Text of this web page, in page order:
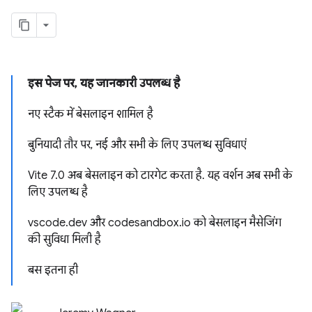
इस पेज पर, यह जानकारी उपलब्ध है
नए स्टैक में बेसलाइन शामिल है
बुनियादी तौर पर, नई और सभी के लिए उपलब्ध सुविधाएं
Vite 7.0 अब बेसलाइन को टारगेट करता है. यह वर्शन अब सभी के
लिए उपलब्ध है
vscode.dev और codesandbox.io को बेसलाइन मैसेजिंग
की सुविधा मिली है
बस इतना ही